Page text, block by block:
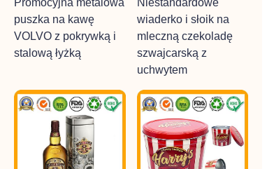
Promocyjna metalowa
puszka na kawę
VOLVO z pokrywką i
stalową łyżką
Niestandardowe
wiaderko i słoik na
mleczną czekoladę
szwajcarską z
uchwytem